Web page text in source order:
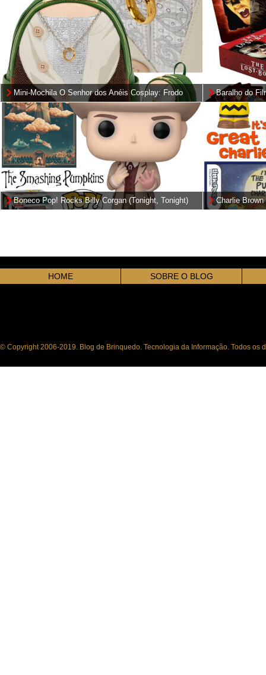
Mini-Mochila O Senhor dos Anéis Cosplay: Frodo
Mithril e o Precioso “Um Anel” (The Lord of the
Rings)
Baralho do
Boys) de Joel
Boneco Pop! Rocks Billy Corgan (Tonight, Tonight)
da Banda The Smashing Pumpkins
Charlie
Collector
HOME SOBRE O BLOG
© Copyright 2006-2019. Blog de Brinquedo. Tecnologia da Informação. Todos os